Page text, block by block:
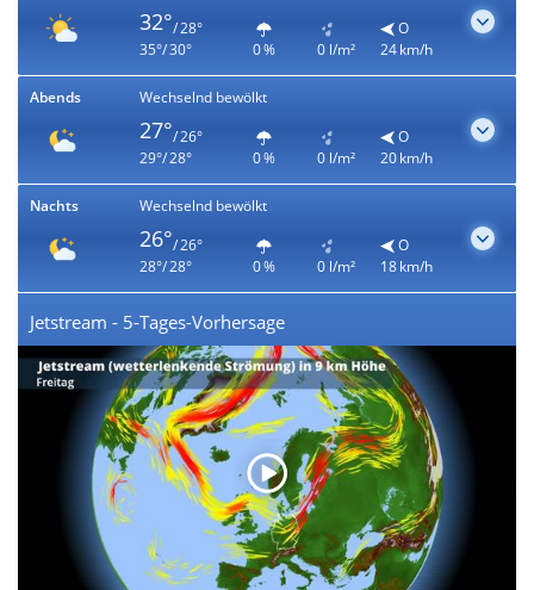
32°/ 28°
35°/ 30°
0 % 0 l/m²
O
24 km/h
Abends Wechselnd bewölkt
27°/ 26°
29°/ 28°
0 % 0 l/m²
O
20 km/h
Nachts Wechselnd bewölkt
26°/ 26°
28°/ 28°
0 % 0 l/m²
O
18 km/h
Jetstream - 5-Tages-Vorhersage